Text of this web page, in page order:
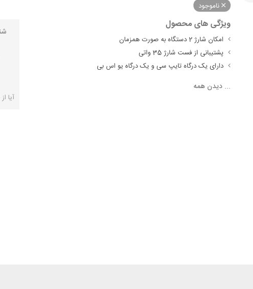
ناموجود
ویژگی های محصول
امکان شارژ 2 دستگاه به صورت همزمان
پشتیبانی از فست شارژ 35 واتی
دارای یک درگاه تایپ سی و یک درگاه یو اس بی
...دیدن همه
آیا